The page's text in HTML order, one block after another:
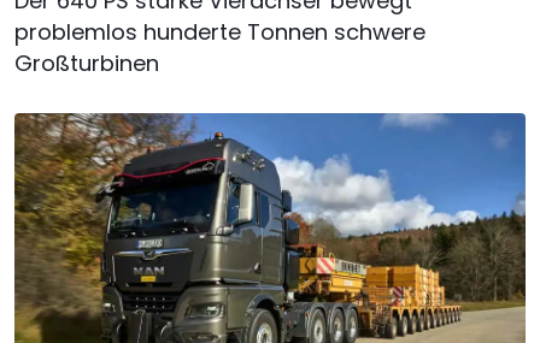
problemlos hunderte Tonnen schwere
Großturbinen